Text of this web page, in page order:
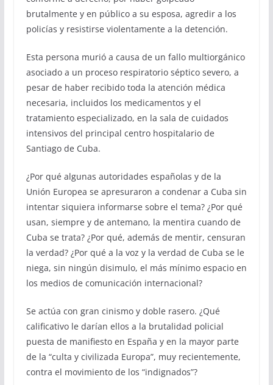
brutalmente y en público a su esposa, agredir a los
policías y resistirse violentamente a la detención.
Esta persona murió a causa de un fallo multiorgánico
asociado a un proceso respiratorio séptico severo, a
pesar de haber recibido toda la atención médica
necesaria, incluidos los medicamentos y el
tratamiento especializado, en la sala de cuidados
intensivos del principal centro hospitalario de
Santiago de Cuba.
¿Por qué algunas autoridades españolas y de la
Unión Europea se apresuraron a condenar a Cuba sin
intentar siquiera informarse sobre el tema? ¿Por qué
usan, siempre y de antemano, la mentira cuando de
Cuba se trata? ¿Por qué, además de mentir, censuran
la verdad? ¿Por qué a la voz y la verdad de Cuba se le
niega, sin ningún disimulo, el más mínimo espacio en
los medios de comunicación internacional?
Se actúa con gran cinismo y doble rasero. ¿Qué
calificativo le darían ellos a la brutalidad policial
puesta de manifiesto en España y en la mayor parte
de la “culta y civilizada Europa”, muy recientemente,
contra el movimiento de los “indignados”?